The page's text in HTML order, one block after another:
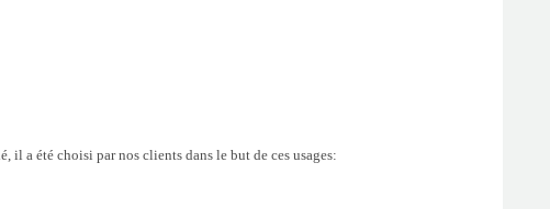
il a été choisi par nos clients dans le but de ces usages: